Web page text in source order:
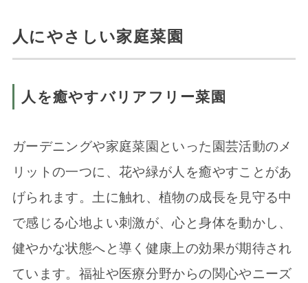
人にやさしい家庭菜園
人を癒やすバリアフリー菜園
ガーデニングや家庭菜園といった園芸活動のメ
リットの一つに、花や緑が人を癒やすことがあ
げられます。土に触れ、植物の成長を見守る中
で感じる心地よい刺激が、心と身体を動かし、
健やかな状態へと導く健康上の効果が期待され
ています。福祉や医療分野からの関心やニーズ